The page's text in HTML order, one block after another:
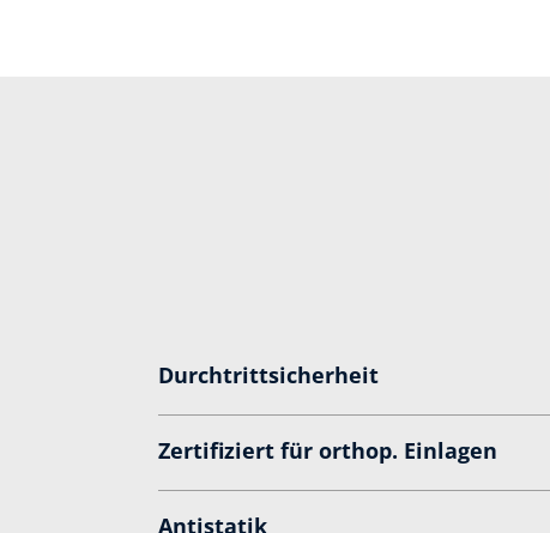
Durchtrittsicherheit
Zertifiziert für orthop. Einlagen
Antistatik